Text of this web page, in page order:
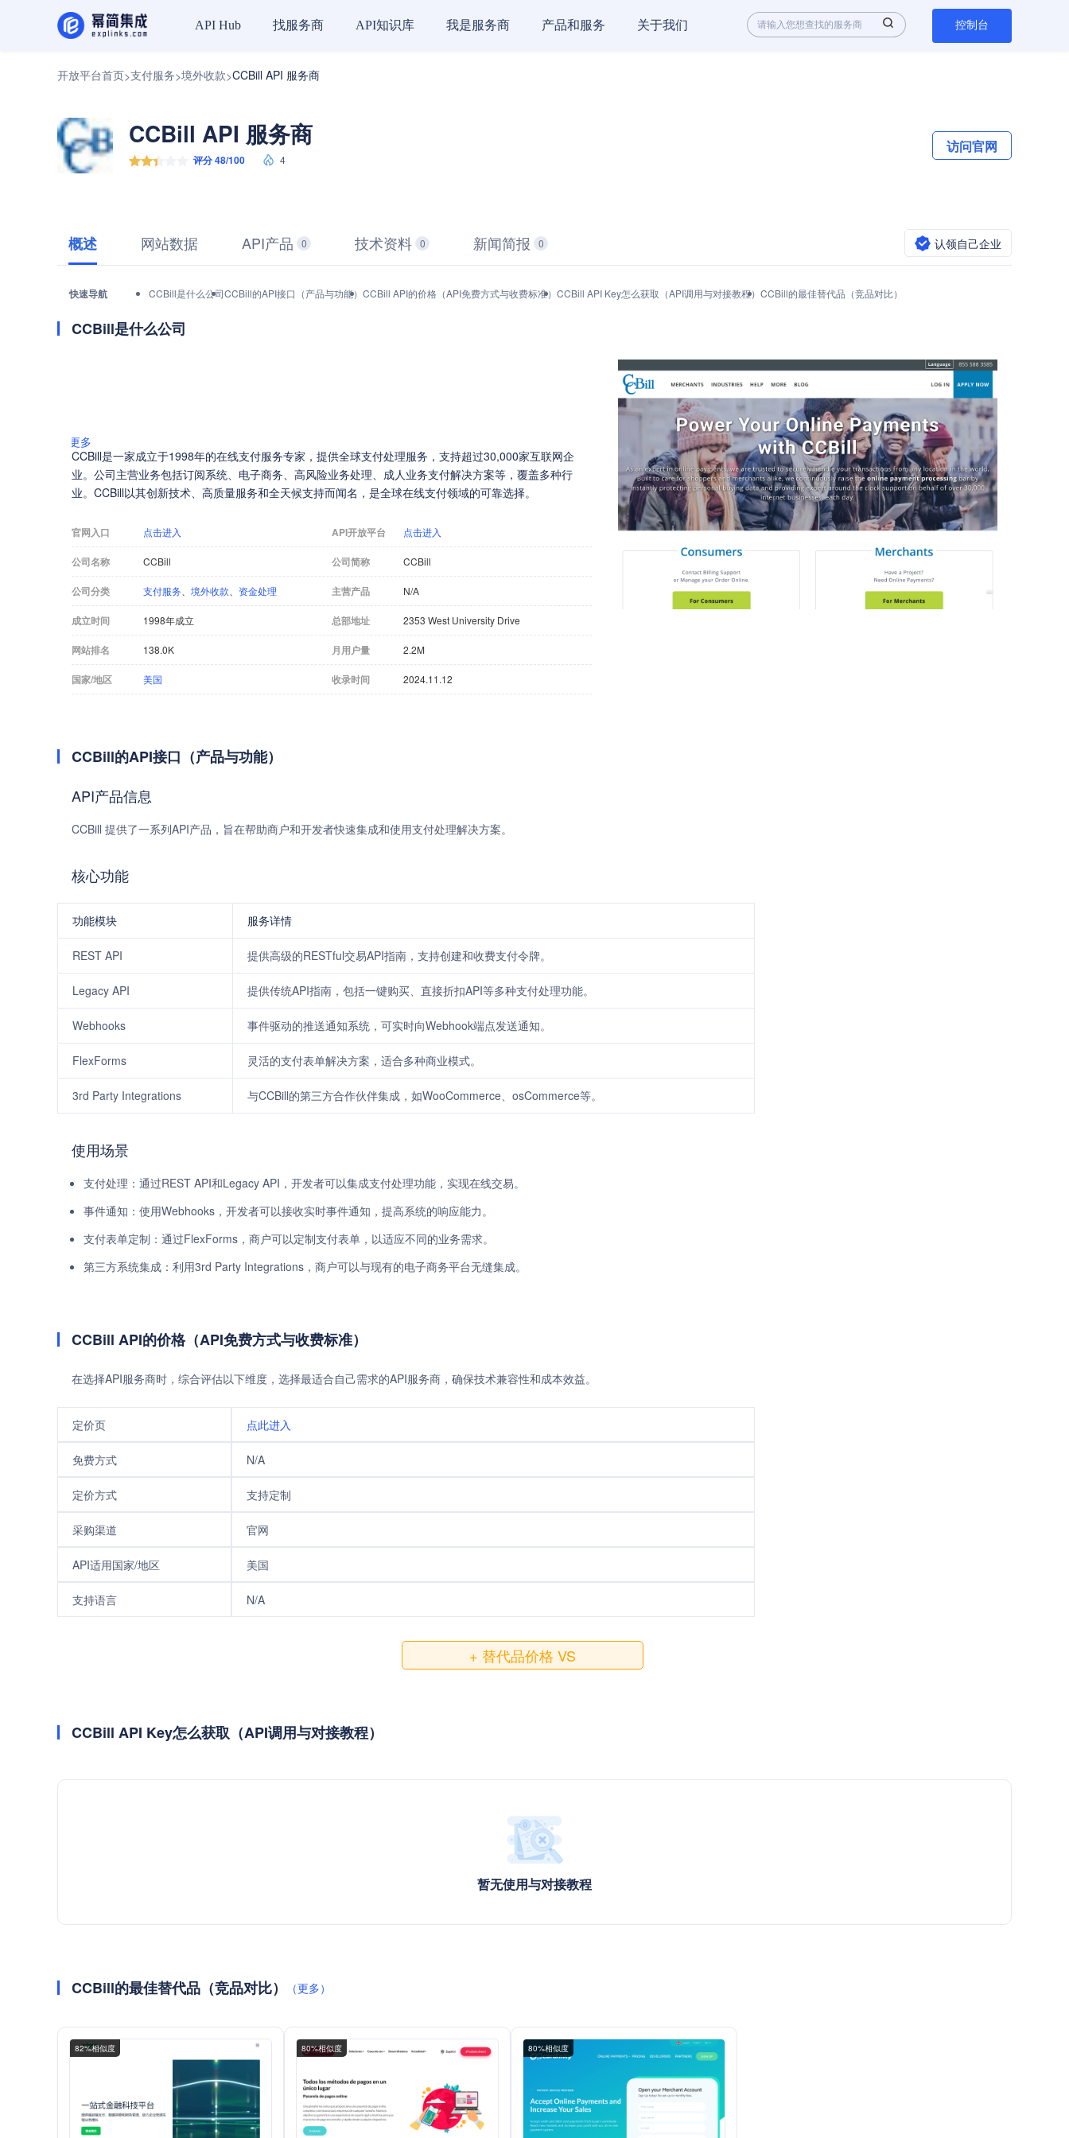
API Hub 找服务商 API知识库 我是服务商 产品和服务 关于我们 控制台
开放平台首页>支付服务>境外收款>CCBill API 服务商
CCBill API 服务商
评分 48/100 4
访问官网
概述 网站数据 API产品 0 技术资料 0 新闻简报 0 认领自己企业
快速导航 CCBill是什么公司CCBill的API接口（产品与功能） CCBill API的价格（API免费方式与收费标准） CCBill API Key怎么获取（API调用与对接教程） CCBill的最佳替代品（竞品对比）
CCBill是什么公司
更多
CCBill是一家成立于1998年的在线支付服务专家，提供全球支付处理服务，支持超过30,000家互联网企
业。公司主营业务包括订阅系统、电子商务、高风险业务处理、成人业务支付解决方案等，覆盖多种行
业。CCBill以其创新技术、高质量服务和全天候支持而闻名，是全球在线支付领域的可靠选择。
官网入口 点击进入 API开放平台 点击进入
公司名称 CCBill 公司简称 CCBill
公司分类 支付服务 境外收款 资金处理 主营产品 N/A
成立时间 1998年成立 总部地址 2353 West University Drive
网站排名 138.0K 月用户量 2.2M
国家/地区 美国 收录时间 2024.11.12
CCBill的API接口（产品与功能）
API产品信息
CCBill 提供了一系列API产品，旨在帮助商户和开发者快速集成和使用支付处理解决方案。
核心功能
功能模块 服务详情
REST API 提供高级的RESTful交易API指南，支持创建和收费支付令牌。
Legacy API 提供传统API指南，包括一键购买、直接折扣API等多种支付处理功能。
Webhooks 事件驱动的推送通知系统，可实时向Webhook端点发送通知。
FlexForms 灵活的支付表单解决方案，适合多种商业模式。
3rd Party Integrations 与CCBill的第三方合作伙伴集成，如WooCommerce、osCommerce等。
使用场景
支付处理：通过REST API和Legacy API，开发者可以集成支付处理功能，实现在线交易。
事件通知：使用Webhooks，开发者可以接收实时事件通知，提高系统的响应能力。
支付表单定制：通过FlexForms，商户可以定制支付表单，以适应不同的业务需求。
第三方系统集成：利用3rd Party Integrations，商户可以与现有的电子商务平台无缝集成。
CCBill API的价格（API免费方式与收费标准）
在选择API服务商时，综合评估以下维度，选择最适合自己需求的API服务商，确保技术兼容性和成本效益。
定价页 点此进入
免费方式 N/A
定价方式 支持定制
采购渠道 官网
API适用国家/地区 美国
支持语言 N/A
+ 替代品价格 VS
CCBill API Key怎么获取（API调用与对接教程）
暂无使用与对接教程
CCBill的最佳替代品（竞品对比） （更多）
82%相似度 80%相似度 80%相似度